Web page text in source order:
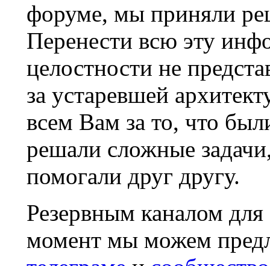
форуме, мы приняли
Перенести всю эту
целостности не
за устаревшей
всем Вам за то, что
решали сложные
помогали друг другу.
Резервным каналом
момент мы можем